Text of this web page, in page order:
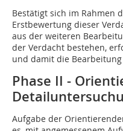
Bestätigt sich im Rahmen
Erstbewertung dieser
aus der weiteren
der Verdacht bestehen,
und damit die Bearbeitung
Phase II -
Aufgabe der